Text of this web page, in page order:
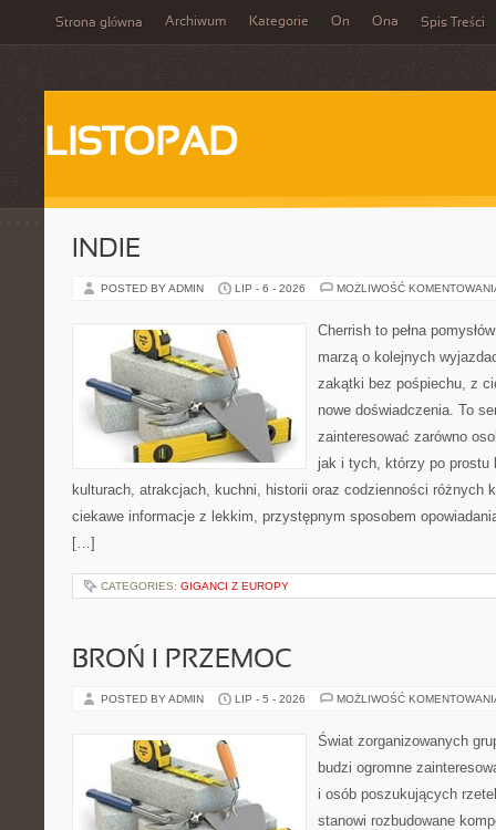
Strona główna Archiwum Kategorie On Ona Spis Treści
LISTOPAD
INDIE
POSTED BY ADMIN LIP - 6 - 2026 MOŻLIWOŚĆ
Cherrish to pełna
marzą o kolejnych
zakątki bez pośpiechu, z
nowe doświadczenia. To
zainteresować zarówno
jak i tych, którzy po prostu
kulturach, atrakcjach, kuchni, historii oraz codzienności różnych
ciekawe informacje z lekkim, przystępnym sposobem
[…]
CATEGORIES: GIGANCI Z EUROPY
BROŃ I PRZEMOC
POSTED BY ADMIN LIP - 5 - 2026 MOŻLIWOŚĆ
Świat zorganizowanych
budzi ogromne
i osób poszukujących
stanowi rozbudowane